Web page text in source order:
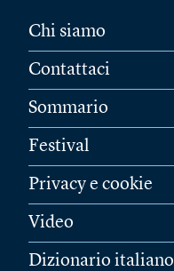
Chi siamo
Contattaci
Sommario
Festival
Privacy e cookie
Video
Dizionario italiano